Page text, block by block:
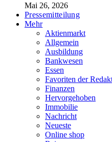
Mai 26, 2026
Pressemitteilung
Mehr
Aktienmarkt
Allgemein
Ausbildung
Bankwesen
Essen
Favoriten der
Finanzen
Hervorgehoben
Immobilie
Nachricht
Neueste
Online shop